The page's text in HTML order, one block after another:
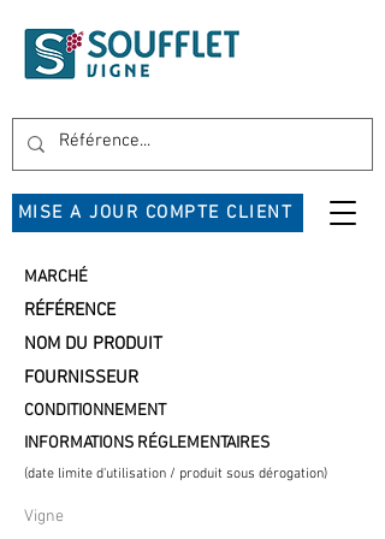
MISE A JOUR COMPTE CLIENT
MARCHÉ
RÉFÉRENCE
NOM DU PRODUIT
FOURNISSEUR
CONDITIONNEMENT
INFORMATIONS RÉGLEMENTAIRES
(date limite d'utilisation / produit sous dérogation)
Vigne